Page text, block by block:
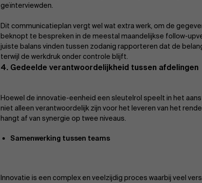
geïnterviewden.
Dit communicatieplan vergt wel wat extra werk, om de
beknopt te bespreken in de meestal maandelijkse follow-
juiste balans vinden tussen zodanig rapporteren dat de
terwijl de werkdruk onder controle blijft.
4. Gedeelde verantwoordelijkheid tussen afdelingen
Hoewel de innovatie-eenheid een sleutelrol speelt in het
niet alleen verantwoordelijk zijn voor het leveren van het
hangt af van synergie op twee niveaus.
Samenwerking tussen teams
Innovatie is een complex en veelzijdig proces waarbij veel